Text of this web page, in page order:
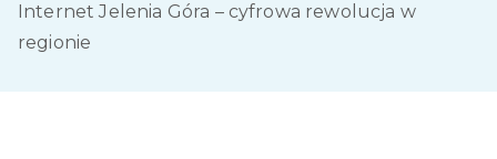
Internet Jelenia Góra – cyfrowa rewolucja w
regionie